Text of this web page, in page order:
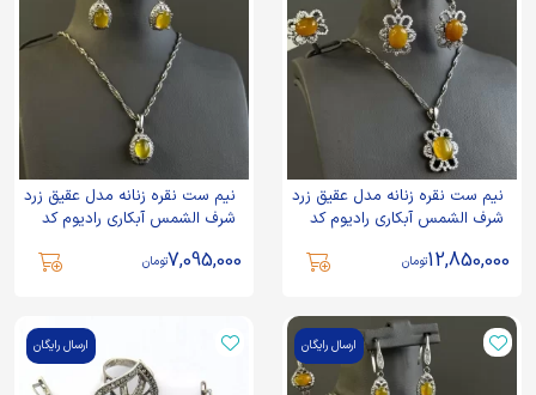
نیم ست نقره زنانه مدل عقیق زرد
شرف الشمس آبکاری رادیوم کد
12,850,000تومان
نیم ست نقره زنانه مدل عقیق زرد
شرف الشمس آبکاری رادیوم کد
7,095,000تومان
ارسال رایگان ارسال رایگان